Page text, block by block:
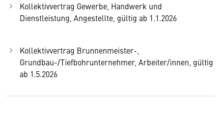
Kollektivvertrag Gewerbe, Handwerk und
Dienstleistung, Angestellte, gültig ab 1.1.2026
Kollektivvertrag Brunnenmeister-,
Grundbau-/Tiefbohrunternehmer, Arbeiter/innen, gültig
ab 1.5.2026